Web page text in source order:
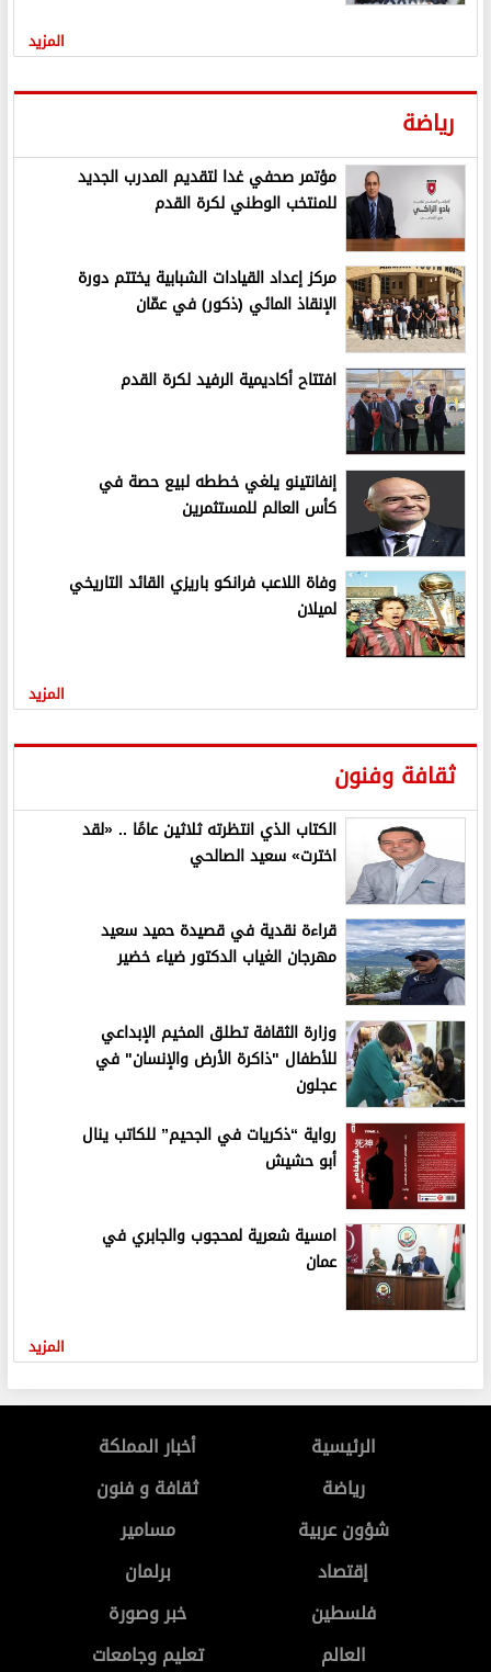
المزيد
رياضة
مؤتمر صحفي غدا لتقديم المدرب الجديد
للمنتخب الوطني لكرة القدم
مركز إعداد القيادات الشبابية يختتم دورة
الإنقاذ المائي (ذكور) في عمّان
افتتاح أكاديمية الرفيد لكرة القدم
إنفانتينو يلغي خططه لبيع حصة في
كأس العالم للمستثمرين
وفاة اللاعب فرانكو باريزي القائد التاريخي
لميلان
المزيد
ثقافة وفنون
الكتاب الذي انتظرته ثلاثين عامًا .. «لقد
اخترت» سعيد الصالحي
قراءة نقدية في قصيدة حميد سعيد
مهرجان الغياب الدكتور ضياء خضير
وزارة الثقافة تطلق المخيم الإبداعي
للأطفال "ذاكرة الأرض والإنسان" في
عجلون
رواية “ذكريات في الجحيم” للكاتب ينال
أبو حشيش
امسية شعرية لمحجوب والجابري في
عمان
المزيد
الرئيسية
أخبار المملكة
رياضة
ثقافة و فنون
شؤون عربية
مسامير
إقتصاد
برلمان
فلسطين
خبر وصورة
العالم
تعليم وجامعات